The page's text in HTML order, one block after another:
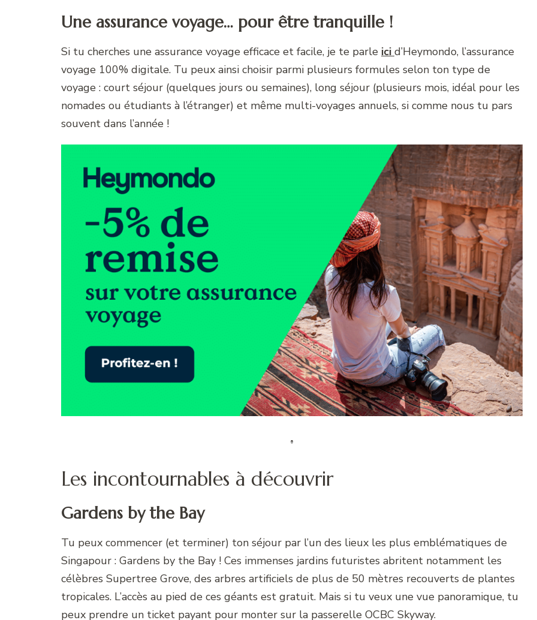
Une assurance voyage… pour être tranquille !
Si tu cherches une assurance voyage efficace et facile, je te parle ici d’Heymondo, l’assurance
voyage 100% digitale. Tu peux ainsi choisir parmi plusieurs formules selon ton type de
voyage : court séjour (quelques jours ou semaines), long séjour (plusieurs mois, idéal pour les
nomades ou étudiants à l’étranger) et même multi-voyages annuels, si comme nous tu pars
souvent dans l’année !
Les incontournables à découvrir
Gardens by the Bay
Tu peux commencer (et terminer) ton séjour par l’un des lieux les plus emblématiques de
Singapour : Gardens by the Bay ! Ces immenses jardins futuristes abritent notamment les
célèbres Supertree Grove, des arbres artificiels de plus de 50 mètres recouverts de plantes
tropicales. L’accès au pied de ces géants est gratuit. Mais si tu veux une vue panoramique, tu
peux prendre un ticket payant pour monter sur la passerelle OCBC Skyway.